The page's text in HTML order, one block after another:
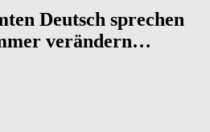
Deutsch sprechen
verändern…